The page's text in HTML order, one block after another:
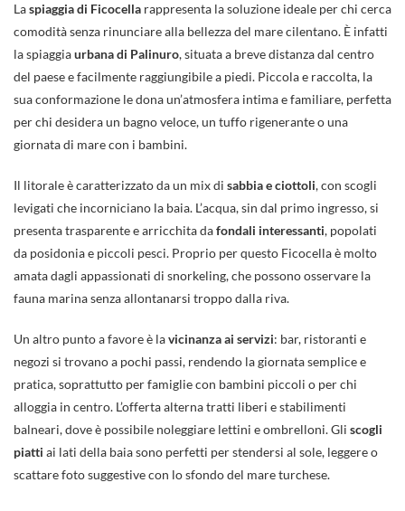
Laspiaggia di Ficocella rappresenta la soluzione ideale per chi cerca
comodità senza rinunciare alla bellezza del mare cilentano. È infatti
la spiaggiaurbana di Palinuro, situata a breve distanza dal centro
del paese e facilmente raggiungibile a piedi. Piccola e raccolta, la
sua conformazione le dona un’atmosfera intima e familiare, perfetta
per chi desidera un bagno veloce, un tuffo rigenerante o una
giornata di mare con i bambini.
Il litorale è caratterizzato da un mix di sabbia e ciottoli, con scogli
levigati che incorniciano la baia. L’acqua, sin dal primo ingresso, si
presenta trasparente e arricchita dafondali interessanti, popolati
da posidonia e piccoli pesci. Proprio per questo Ficocella è molto
amata dagli appassionati di snorkeling, che possono osservare la
fauna marina senza allontanarsi troppo dalla riva.
Un altro punto a favore è lavicinanza ai servizi: bar, ristoranti e
negozi si trovano a pochi passi, rendendo la giornata semplice e
pratica, soprattutto per famiglie con bambini piccoli o per chi
alloggia in centro. L’offerta alterna tratti liberi e stabilimenti
balneari, dove è possibile noleggiare lettini e ombrelloni. Gli scogli
piatti ai lati della baia sono perfetti per stendersi al sole, leggere o
scattare foto suggestive con lo sfondo del mare turchese.